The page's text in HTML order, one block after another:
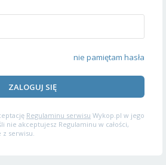
nie pamiętam hasła
ZALOGUJ SIĘ
Regulaminu serwisu Wykop.pl w jego
nie akceptujesz Regulaminu w całości,
serwisu.